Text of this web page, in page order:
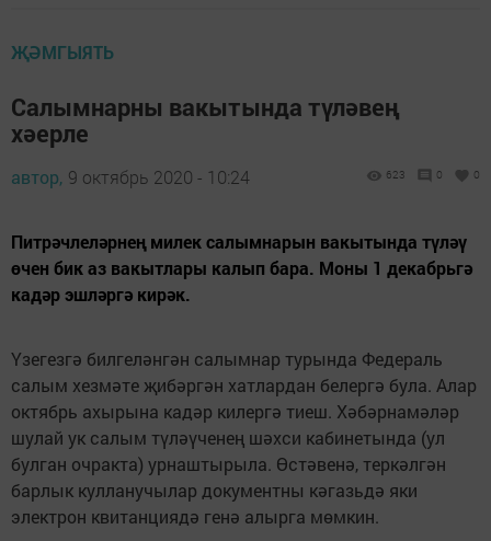
ҖӘМГЫЯТЬ
Салымнарны вакытында түләвең
хәерле
автор, 9 октябрь 2020 - 10:24 623 0 0
Питрәчлеләрнең милек салымнарын вакытында түләү
өчен бик аз вакытлары калып бара. Моны 1 декабрьгә
кадәр эшләргә кирәк.
Үзегезгә билгеләнгән салымнар турында Федераль
салым хезмәте җибәргән хатлардан белергә була. Алар
октябрь ахырына кадәр килергә тиеш. Хәбәрнамәләр
шулай ук салым түләүченең шәхси кабинетында (ул
булган очракта) урнаштырыла. Өстәвенә, теркәлгән
барлык кулланучылар документны кәгазьдә яки
электрон квитанциядә генә алырга мөмкин.